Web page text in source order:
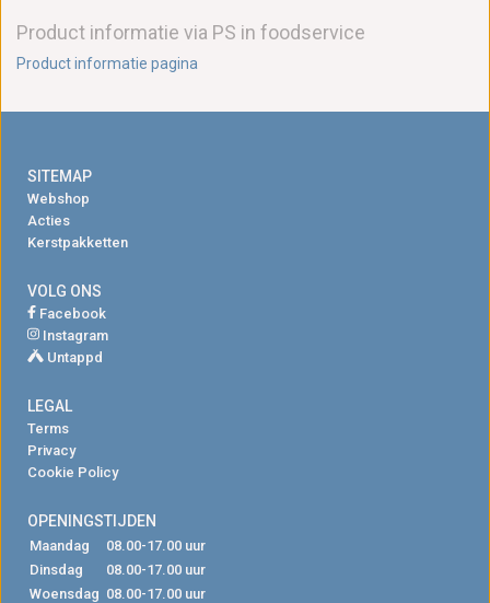
Product informatie via PS in foodservice
Product informatie pagina
SITEMAP
Webshop
Acties
Kerstpakketten
VOLG ONS
Facebook
Instagram
Untappd
LEGAL
Terms
Privacy
Cookie Policy
OPENINGSTIJDEN
Maandag
08.00-17.00 uur
Dinsdag
08.00-17.00 uur
Woensdag 08.00-17.00 uur